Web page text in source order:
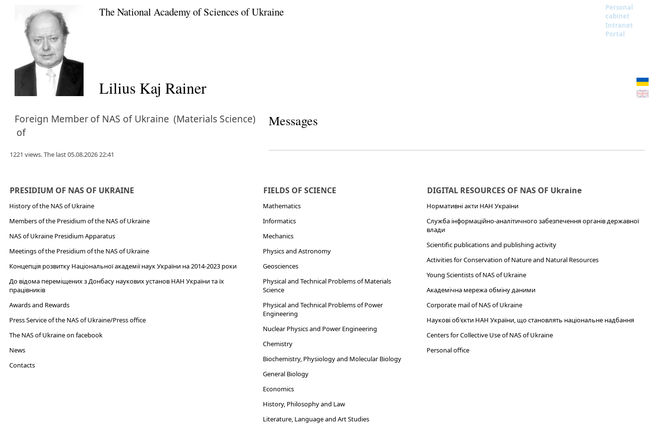
The National Academy of Sciences of Ukraine
Personal
cabinet
Intranet
Portal
Lilius Kaj Rainer
Foreign Memberof NAS of Ukraine (Materials Science)
of
1221 views. The last 05.08.2026 22:41
Messages
PRESIDIUM OF NAS OF UKRAINE
History of the NAS of Ukraine
Members of the Presidium of the NAS of Ukraine
NAS of Ukraine Presidium Apparatus​
Meetings of the Presidium of the NAS of Ukraine
Концепція розвитку Національної академії наук України на 2014-2023 роки
До відома переміщених з Донбасу наукових установ НАН України та їх
працівників
Awards and Rewards
Press Service of the NAS of Ukraine/Press office
The NAS of Ukraine on facebook
News
Сontacts
FIELDS OF SCIENCE
Mathematics
Informatics
Mechanics
Physics and Astronomy
Geosciences
Physical and Technical Problems of Materials
Science
Physical and Technical Problems of Power
Engineering
Nuclear Physics and Power Engineering
Chemistry
Biochemistry, Physiology and Molecular Biology
General Biology
Economics
History, Philosophy and Law
Literature, Language and Art Studies
DIGITAL RESOURCES OF NAS OF Ukraine
Нормативні акти НАН України
Служба інформаційно-аналітичного забезпечення органів державної
влади
Scientific publications and publishing activity
Activities for Conservation of Nature and Natural Resources
Young Scientists of NAS of Ukraine
Академічна мережа обміну даними
Corporate mail of NAS of Ukraine
Наукові об'єкти НАН України, що становлять національне надбання
Centers for Collective Use of NAS of Ukraine
Personal office